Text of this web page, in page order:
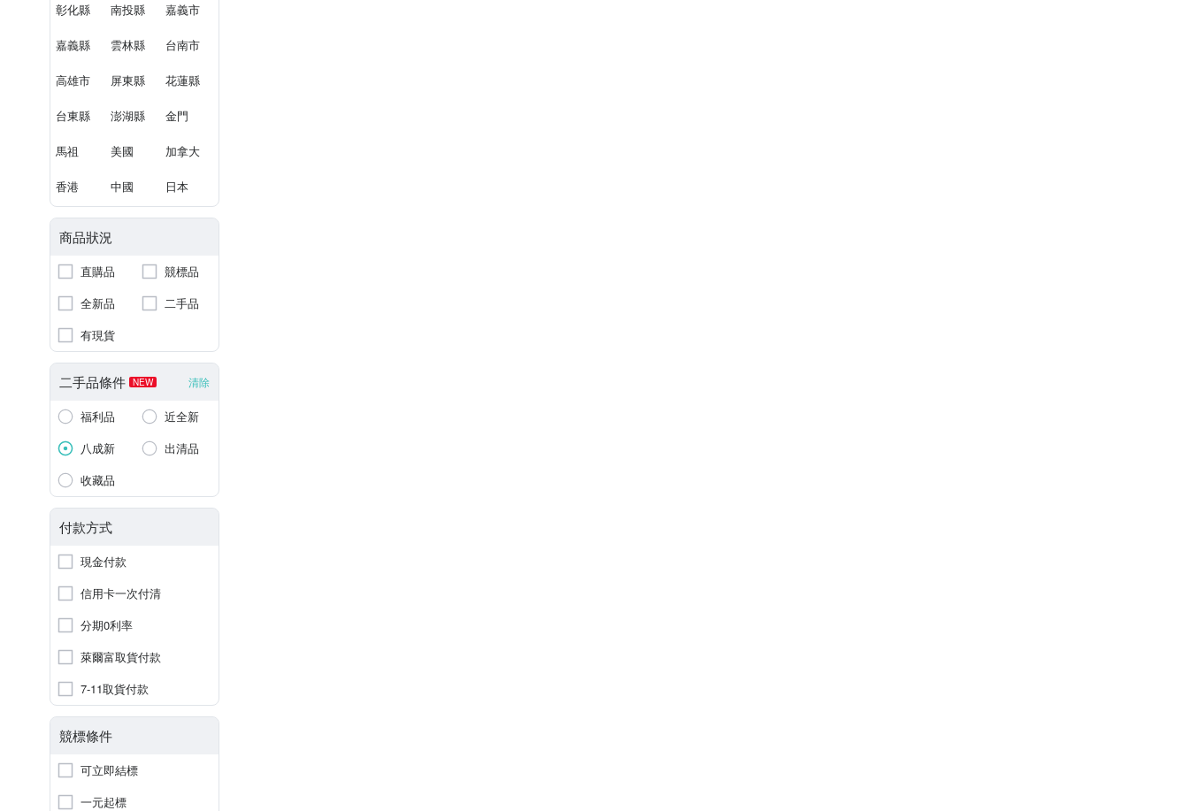
彰化縣 南投縣 嘉義市
嘉義縣 雲林縣 台南市
高雄市 屏東縣 花蓮縣
台東縣 澎湖縣 金門
馬祖 美國 加拿大
香港 中國 日本
商品狀況
直購品
競標品
全新品
二手品
有現貨
二手品條件 NEW 清除
福利品
近全新
八成新
出清品
收藏品
付款方式
現金付款
信用卡一次付清
分期0利率
萊爾富取貨付款
7-11取貨付款
競標條件
可立即結標
一元起標